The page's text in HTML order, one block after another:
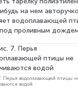
на нем
водоплавающей
проливным
Перья водоплавающей птицы
водой